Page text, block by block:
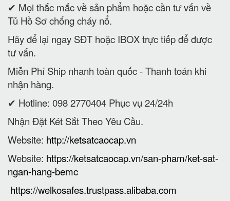
✔ Mọi thắc mắc về sản phẩm hoặc cần tư vấn về
Tủ Hồ Sơ chống cháy nổ.
Hãy để lại ngay SĐT hoặc IBOX trực tiếp để được
tư vấn.
Miễn Phí Ship nhanh toàn quốc - Thanh toán khi
nhận hàng.
✔ Hotline: 098 2770404 Phục vụ 24/24h
Nhận Đặt Két Sắt Theo Yêu Cầu.
Website: http://ketsatcaocap.vn
Website: https://ketsatcaocap.vn/san-pham/ket-sat-
ngan-hang-bemc
https://welkosafes.trustpass.alibaba.com